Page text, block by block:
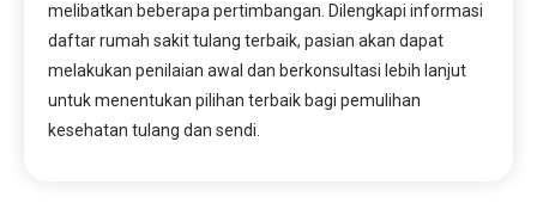
melibatkan beberapa pertimbangan. Dilengkapi informasi
daftar rumah sakit tulang terbaik, pasian akan dapat
melakukan penilaian awal dan berkonsultasi lebih lanjut
untuk menentukan pilihan terbaik bagi pemulihan
kesehatan tulang dan sendi.